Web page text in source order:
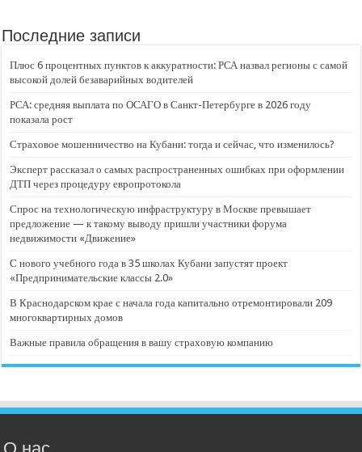
Последние записи
Плюс 6 процентных пунктов к аккуратности: РСА назвал регионы с самой
высокой долей безаварийных водителей
РСА: средняя выплата по ОСАГО в Санкт-Петербурге в 2026 году
показала рост
Страховое мошенничество на Кубани: тогда и сейчас, что изменилось?
Эксперт рассказал о самых распространенных ошибках при оформлении
ДТП через процедуру европротокола
Спрос на технологическую инфраструктуру в Москве превышает
предложение — к такому выводу пришли участники форума
недвижимости «Движение»
С нового учебного года в 35 школах Кубани запустят проект
«Предпринимательские классы 2.0»
В Краснодарском крае с начала года капитально отремонтировали 209
многоквартирных домов
Важные правила обращения в вашу страховую компанию